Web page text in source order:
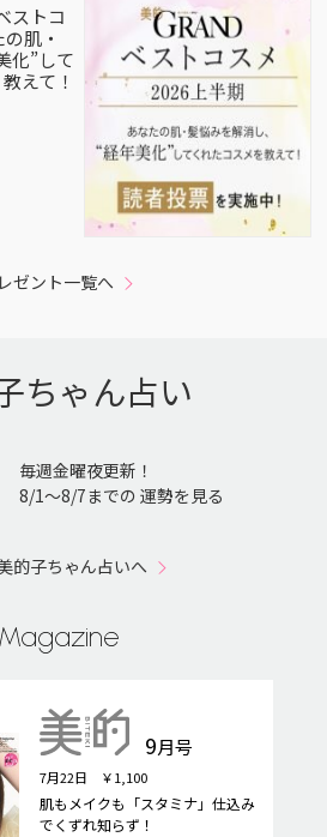
ストコ
肌・
化”して
えて！
ゼント一覧へ
ちゃん占い
毎週金曜夜更新！
8/1〜8/7までの 運勢を見る
的子ちゃん占いへ
Magazine
9月号
7月22日 ￥1,100
肌もメイクも「スタミナ」仕込み
でくずれ知らず！